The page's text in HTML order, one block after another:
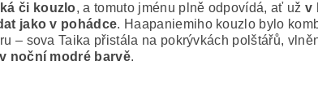
či kouzlo, a tomuto jménu plně odpovídá, ať už v
jako v pohádce. Haapaniemiho kouzlo bylo
– sova Taika přistála na pokrývkách polštářů,
noční modré barvě.